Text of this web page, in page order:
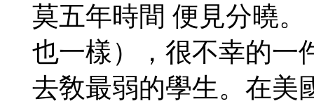
莫五年時間 便見分曉
也一樣），很不幸的一
去敎最弱的學生。在美